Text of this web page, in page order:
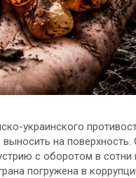
украинского
на
с оборотом в
погружена в